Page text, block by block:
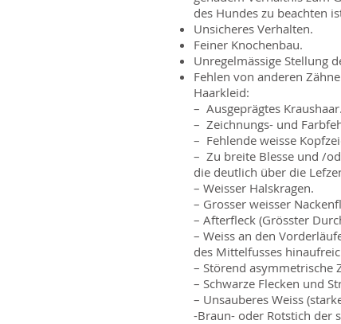
des Hundes zu beachten
Unsicheres Verhalten.
Feiner Knochenbau.
Unregelmässige Stellung
Fehlen von anderen
Haarkleid:
– Ausgeprägtes Kraushaar.
– Zeichnungs- und
– Fehlende weisse
– Zu breite Blesse und /
die deutlich über die
– Weisser Halskragen.
– Grosser weisser
– Afterfleck (Grösster
– Weiss an den
des Mittelfusses
– Störend asymmetrische
– Schwarze Flecken und
– Unsauberes Weiss
-Braun- oder Rotstich der